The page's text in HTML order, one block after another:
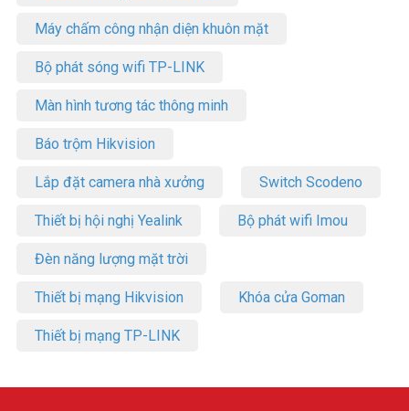
Máy chấm công nhận diện khuôn mặt
Bộ phát sóng wifi TP-LINK
Màn hình tương tác thông minh
Báo trộm Hikvision
Lắp đặt camera nhà xưởng Switch Scodeno
Thiết bị hội nghị Yealink Bộ phát wifi Imou
Đèn năng lượng mặt trời
Thiết bị mạng Hikvision Khóa cửa Goman
Thiết bị mạng TP-LINK